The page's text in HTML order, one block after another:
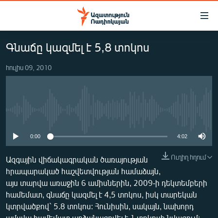
Մատչելիության
հիմնական
Անցնել
ԱԶԱՏՈՒԹՅՈՒՆ TV
ՀԱՅԱՍՏԱՆ
ՀԱՍԱՐԱԿՈՒԹՅՈՒՆ
ՏՆՏԵՍՈՒԹՅՈՒՆ
ՂԱՐԱԲԱՂ
ՊԱՏԵՐԱԶՄԻ 6 ՇԱԲԱԹՆԵՐԸ
ՏԱՐԱԾԱՇՐՋԱՆ
Գնաճը կազմել է 5,8 տոկոս
հուլիս 09, 2010
0:00 4:02
Ուղիղ հղում
Ազգային վիճակագրական ծառայության
հրապարակած հաշվետվության համաձայն,
այս տարվա առաջին 6 ամիսներին, 2009-ի դեկտեմբերի
համեմատ, գնաճը կազմել է 4,5 տոկոս, իսկ տարեկան
կտրվածքով` 5.8 տոկոս: Հունիսին, սակայն, նախորդ